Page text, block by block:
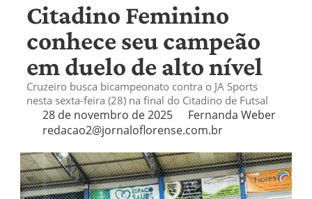
Citadino Feminino
conhece seu campeão
em duelo de alto nível
Cruzeiro busca bicampeonato contra o JA Sports
nesta sexta-feira (28) na final do Citadino de Futsal
28 de novembro de 2025
Fernanda Weber
redacao2@jornaloflorense.com.br